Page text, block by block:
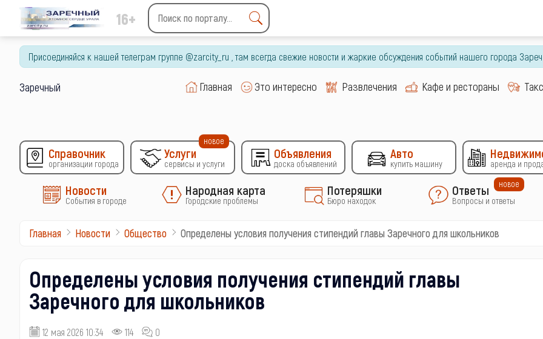
16+
Type 2 or more characters
for results.
Присоединяйся к нашей телеграм группе @zarcity_ru , там всегда свежие новости и жаркие обсуждения событий нашего города
Заречный Главная Это интересно Развлечения Кафе и рестораны
Справочник
организации города
Услуги
сервисы и услуги
новое
Объявления
доска объявлений
Авто
купить машину аренда и
Новости
События в городе
Народная карта
Городские проблемы
Потеряшки
Бюро находок
Ответы
Вопросы и ответы
новое
Главная Новости Общество Определены условия получения стипендий главы Заречного для школьников
Определены условия получения стипендий главы
Заречного для школьников
12 мая 2026 10:34 114
0